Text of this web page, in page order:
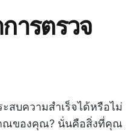
ารตรวจ
สบความสำเร็จได้หรือไม่
ณของคุณ? นั่นคือสิ่งที่คุณ